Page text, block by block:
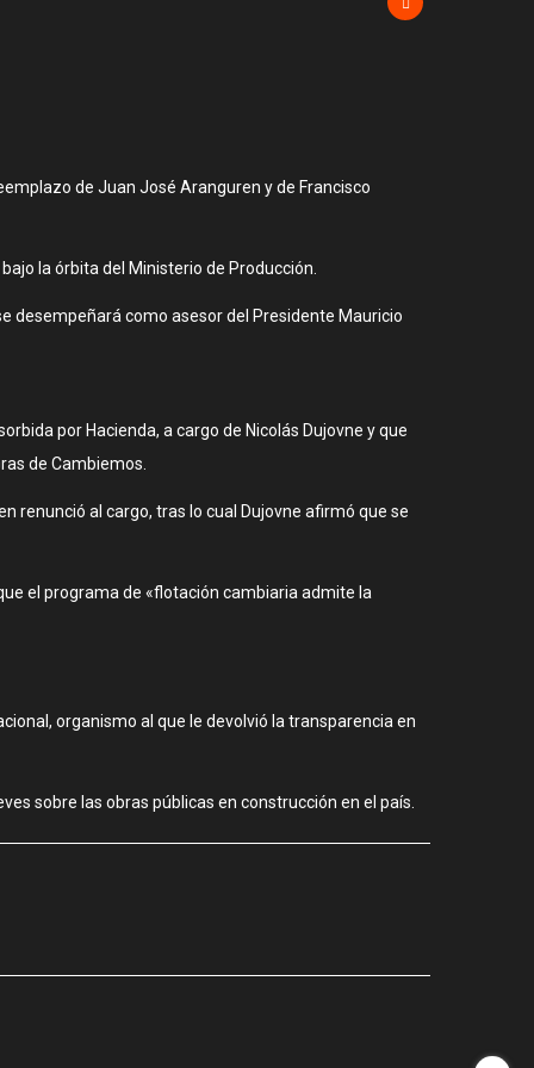
de Juan José Aranguren y de Francisco
la órbita del Ministerio de Producción.
desempeñará como asesor del Presidente Mauricio
por Hacienda, a cargo de Nicolás Dujovne y que
de Cambiemos.
renunció al cargo, tras lo cual Dujovne afirmó que se
el programa de «flotación cambiaria admite la
organismo al que le devolvió la transparencia en
sobre las obras públicas en construcción en el país.
CIUDAD